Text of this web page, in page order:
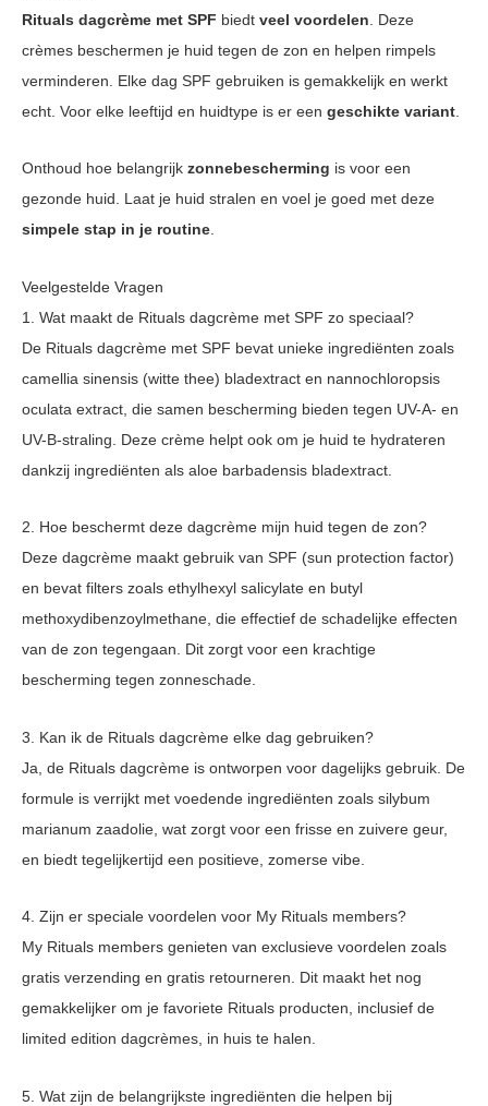
Rituals dagcrème met SPF biedt veel voordelen . Deze
crèmes beschermen je huid tegen de zon en helpen rimpels
verminderen. Elke dag SPF gebruiken is gemakkelijk en werkt
echt. Voor elke leeftijd en huidtype is er een geschikte variant
Onthoud hoe belangrijk zonnebescherming is voor een
gezonde huid. Laat je huid stralen en voel je goed met deze
simpele stap in je routine.
Veelgestelde Vragen
1. Wat maakt de Rituals dagcrème met SPF zo speciaal?
De Rituals dagcrème met SPF bevat unieke ingrediënten zoals
camellia sinensis (witte thee) bladextract en nannochloropsis
oculata extract, die samen bescherming bieden tegen UV-A- en
UV-B-straling. Deze crème helpt ook om je huid te hydrateren
dankzij ingrediënten als aloe barbadensis bladextract.
2. Hoe beschermt deze dagcrème mijn huid tegen de zon?
Deze dagcrème maakt gebruik van SPF (sun protection factor)
en bevat filters zoals ethylhexyl salicylate en butyl
methoxydibenzoylmethane, die effectief de schadelijke effecten
van de zon tegengaan. Dit zorgt voor een krachtige
bescherming tegen zonneschade.
3. Kan ik de Rituals dagcrème elke dag gebruiken?
Ja, de Rituals dagcrème is ontworpen voor dagelijks gebruik. De
formule is verrijkt met voedende ingrediënten zoals silybum
marianum zaadolie, wat zorgt voor een frisse en zuivere geur,
en biedt tegelijkertijd een positieve, zomerse vibe.
4. Zijn er speciale voordelen voor My Rituals members?
My Rituals members genieten van exclusieve voordelen zoals
gratis verzending en gratis retourneren. Dit maakt het nog
gemakkelijker om je favoriete Rituals producten, inclusief de
limited edition dagcrèmes, in huis te halen.
5. Wat zijn de belangrijkste ingrediënten die helpen bij